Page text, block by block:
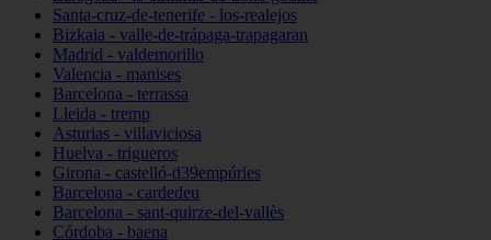
Santa-cruz-de-tenerife - los-realejos
Bizkaia - valle-de-trápaga-trapagaran
Madrid - valdemorillo
Valencia - manises
Barcelona - terrassa
Lleida - tremp
Asturias - villaviciosa
Huelva - trigueros
Girona - castelló-d39empúries
Barcelona - cardedeu
Barcelona - sant-quirze-del-vallès
Córdoba - baena